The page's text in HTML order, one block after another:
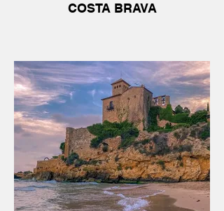
COSTA BRAVA